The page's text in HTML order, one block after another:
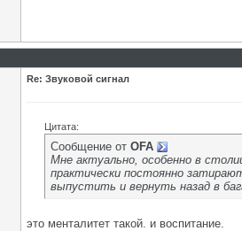
Re: Звуковой сигнал
Цитата:
Сообщение от OFA
Мне актуально, особенно в
практически постоянно
выпустить и вернуть назад в
это менталитет такой. и воспитание.